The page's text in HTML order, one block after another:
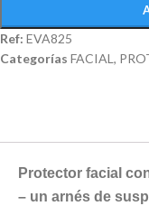
Ref: EVA825
Categorías FACIAL,
Protector facial
– un arnés de